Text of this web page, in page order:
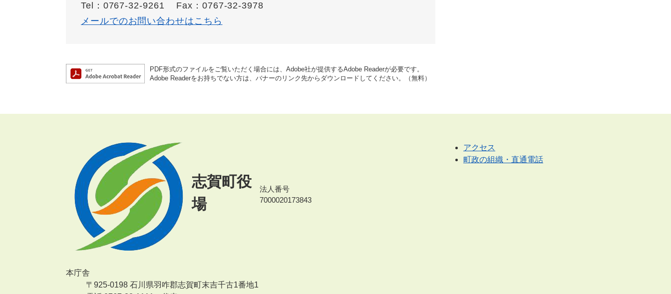
Tel：0767-32-9261
Fax：0767-32-3978
メールでのお問い合わせはこちら
PDF形式のファイルをご覧いただく場合には、Adobe社が提供するAdobe Readerが必要です。
Adobe Readerをお持ちでない方は、バナーのリンク先からダウンロードしてください。（無料）
志賀町役
場
法人番号
7000020173843
本庁舎
〒925-0198 石川県羽咋郡志賀町末吉千古1番地1
アクセス
町政の組織・直通電話